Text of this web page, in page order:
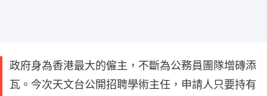
政府身為香港最大的僱主，不斷為公務員團隊增磚添
瓦。今次天文台公開招聘學術主任，申請人只要持有